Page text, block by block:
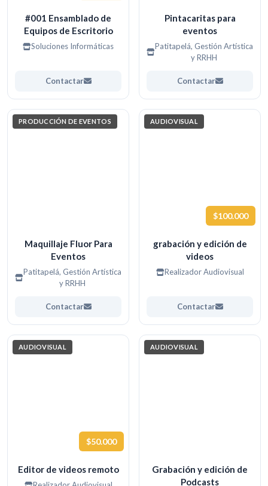
#001 Ensamblado de
Equipos de Escritorio
Soluciones Informáticas
Contactar
Pintacaritas para
eventos
Patitapelá, Gestión Artística
y RRHH
Contactar
PRODUCCIÓN DE EVENTOS
Maquillaje Fluor Para
Eventos
Patitapelá, Gestión Artística
y RRHH
Contactar
AUDIOVISUAL
$100.000
grabación y edición de
videos
Realizador Audiovisual
Contactar
AUDIOVISUAL
$50.000
Editor de videos remoto
AUDIOVISUAL
Grabación y edición de
Podcasts